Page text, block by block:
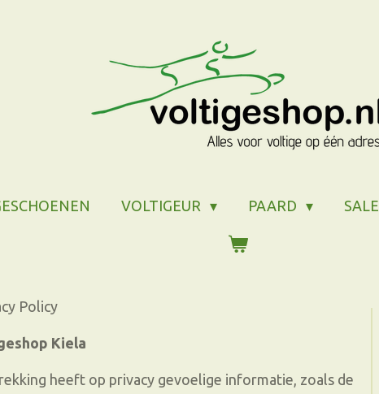
VOLTIGEUR PAARD SALE
Policy
Kiela
heeft op privacy gevoelige informatie, zoals de